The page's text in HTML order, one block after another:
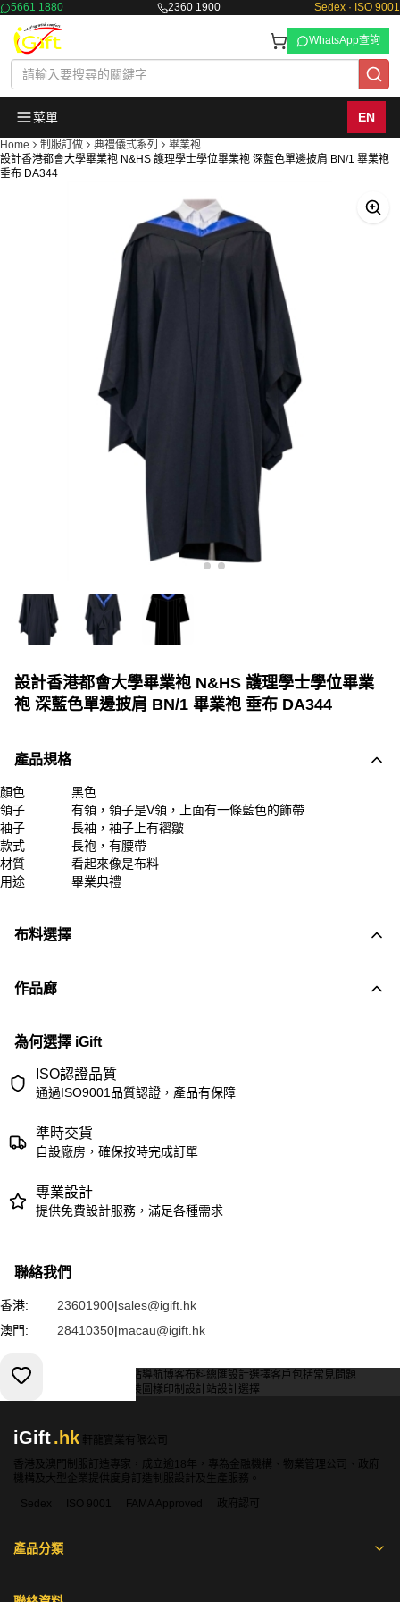
5661 1880 2360 1900 Sedex · ISO 9001
WhatsApp查詢
菜單 EN
Home 制服訂做 典禮儀式系列
畢業袍
設計香港都會大學畢業袍 N&HS 護理學士學位畢業袍 深藍色單邊披肩 BN/1 畢業袍
垂布 DA344
設計香港都會大學畢業袍 N&HS 護理學士學位畢業
袍 深藍色單邊披肩 BN/1 畢業袍 垂布 DA344
產品規格
顏色
黑色
領子
有領，領子是V領，上面有一條藍色的飾帶
袖子
長袖，袖子上有褶皺
款式
長袍，有腰帶
材質
看起來像是布料
用途
畢業典禮
布料選擇
作品廊
為何選擇 iGift
ISO認證品質
通過ISO9001品質認證，產品有保障
準時交貨
自設廠房，確保按時完成訂單
專業設計
提供免費設計服務，滿足各種需求
聯絡我們
香港: 23601900|sales@igift.hk
澳門:
28410350|macau@igift.hk
服務條款 網站導航博客布料總匯設計選擇客戶包括常見問題
輔料包裝 圖樣印制 設計站設計選擇
iGift.hk
軒龍實業有限公司
香港及澳門制服訂造專家，成立逾18年，專為金融機構、物業管理公司、政府
機構及大型企業提供度身訂造制服設計及生產服務。
Sedex
ISO 9001 FAMA Approved 政府認可
產品分類